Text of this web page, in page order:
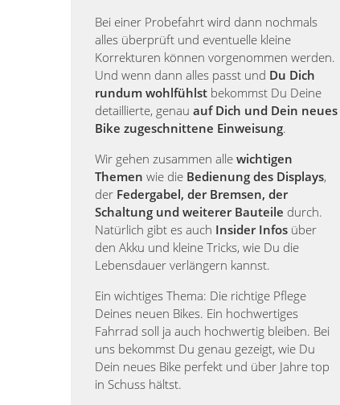
Bei einer Probefahrt wird dann nochmals
alles überprüft und eventuelle kleine
Korrekturen können vorgenommen werden.
Und wenn dann alles passt und Du Dich
rundum wohlfühlst bekommst Du Deine
detaillierte, genau auf Dich und Dein neues
Bike zugeschnittene Einweisung.
Wir gehen zusammen alle wichtigen
Themen wie die Bedienung des Displays,
der Federgabel, der Bremsen, der
Schaltung und weiterer Bauteile durch.
Natürlich gibt es auch Insider Infos über
den Akku und kleine Tricks, wie Du die
Lebensdauer verlängern kannst.
Ein wichtiges Thema: Die richtige Pflege
Deines neuen Bikes. Ein hochwertiges
Fahrrad soll ja auch hochwertig bleiben. Bei
uns bekommst Du genau gezeigt, wie Du
Dein neues Bike perfekt und über Jahre top
in Schuss hältst.